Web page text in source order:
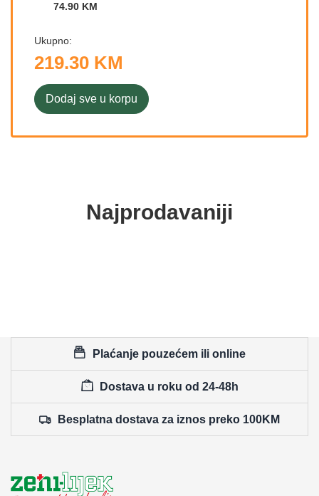
74.90 KM
Ukupno:
219.30 KM
Dodaj sve u korpu
Najprodavaniji
Plaćanje pouzećem ili online
Dostava u roku od 24-48h
Besplatna dostava za iznos preko 100KM